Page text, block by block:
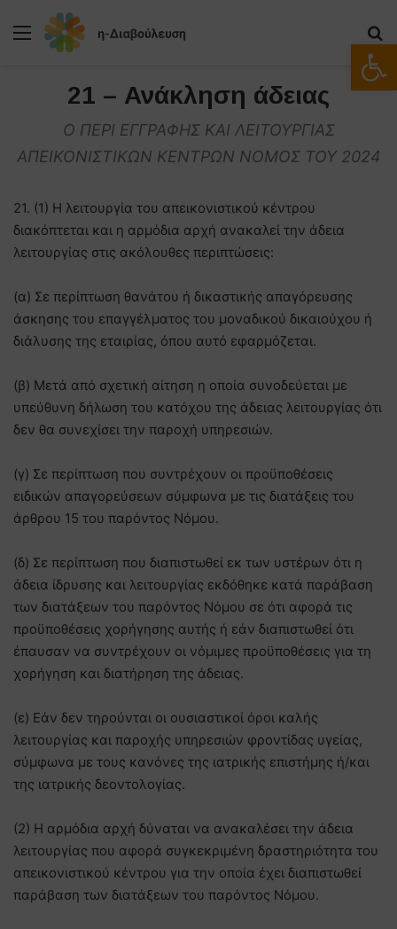
Μενού
21 – Ανάκληση άδειας
Ο ΠΕΡΙ ΕΓΓΡΑΦΗΣ ΚΑΙ ΛΕΙΤΟΥΡΓΙΑΣ
ΑΠΕΙΚΟΝΙΣΤΙΚΩΝ ΚΕΝΤΡΩΝ ΝΟΜΟΣ ΤΟΥ 2024
21. (1) Η λειτουργία του απεικονιστικού κέντρου
διακόπτεται και η αρμόδια αρχή ανακαλεί την άδεια
λειτουργίας στις ακόλουθες περιπτώσεις:
(α) Σε περίπτωση θανάτου ή δικαστικής απαγόρευσης
άσκησης του επαγγέλματος του μοναδικού δικαιούχου ή
διάλυσης της εταιρίας, όπου αυτό εφαρμόζεται.
(β) Μετά από σχετική αίτηση η οποία συνοδεύεται με
υπεύθυνη δήλωση του κατόχου της άδειας λειτουργίας ότι
δεν θα συνεχίσει την παροχή υπηρεσιών.
(γ) Σε περίπτωση που συντρέχουν οι προϋποθέσεις
ειδικών απαγορεύσεων σύμφωνα με τις διατάξεις του
άρθρου 15 του παρόντος Νόμου.
(δ) Σε περίπτωση που διαπιστωθεί εκ των υστέρων ότι η
άδεια ίδρυσης και λειτουργίας εκδόθηκε κατά παράβαση
των διατάξεων του παρόντος Νόμου σε ότι αφορά τις
προϋποθέσεις χορήγησης αυτής ή εάν διαπιστωθεί ότι
έπαυσαν να συντρέχουν οι νόμιμες προϋποθέσεις για τη
χορήγηση και διατήρηση της άδειας.
(ε) Εάν δεν τηρούνται οι ουσιαστικοί όροι καλής
λειτουργίας και παροχής υπηρεσιών φροντίδας υγείας,
σύμφωνα με τους κανόνες της ιατρικής επιστήμης ή/και
της ιατρικής δεοντολογίας.
(2) Η αρμόδια αρχή δύναται να ανακαλέσει την άδεια
λειτουργίας που αφορά συγκεκριμένη δραστηριότητα του
απεικονιστικού κέντρου για την οποία έχει διαπιστωθεί
παράβαση των διατάξεων του παρόντος Νόμου.